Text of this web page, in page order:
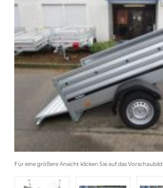
Für eine größere Ansicht klicken Sie auf das Vorschaubild